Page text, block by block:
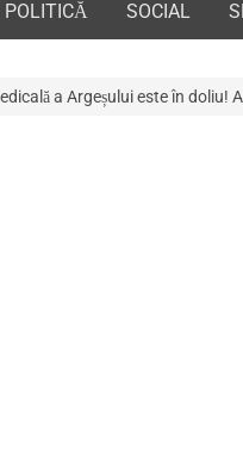
POLITICĂ SOCIAL
în doliu! A murit unul…